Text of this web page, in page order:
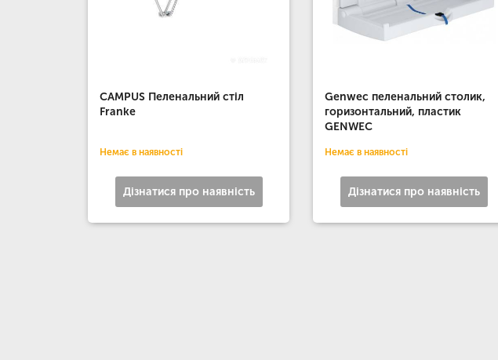
CAMPUS Пеленальний стіл
Franke
Немає в наявності
Дізнатися про наявність
Genwec пеленальний столик,
горизонтальний, пластик
GENWEC
Немає в наявності
Дізнатися про наявність